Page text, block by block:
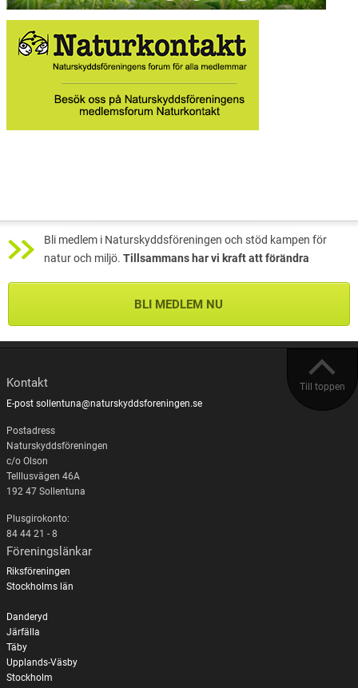
Bli medlem i Naturskyddsföreningen och stöd kampen för
natur och miljö. Tillsammans har vi kraft att förändra
BLI MEDLEM NU
Till toppen
Kontakt
E-post sollentuna@naturskyddsforeningen.se
Postadress
Naturskyddsföreningen
c/o Olson
Telllusvägen 46A
192 47 Sollentuna
Plusgirokonto:
84 44 21 - 8
Föreningslänkar
Riksföreningen
Stockholms län
Danderyd
Järfälla
Täby
Upplands-Väsby
Stockholm